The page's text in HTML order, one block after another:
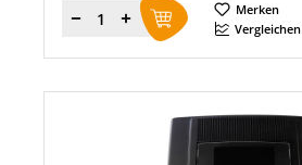
Menge
Merken
Vergleichen